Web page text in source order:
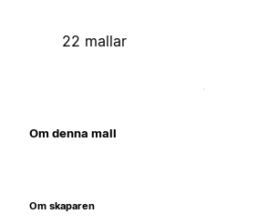
22 mallar
Om denna mall
Om skaparen